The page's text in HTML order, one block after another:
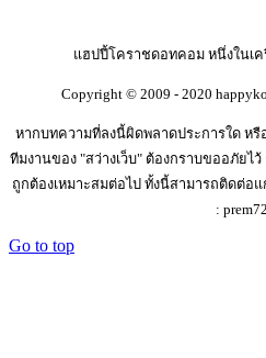
แฮปปี้โคราชดอทคอม หนึ่งในเค
Copyright © 2009 - 2020
หากบทความที่ลงนี้ผิดพลาดประการใด หรื
ทีมงานของ "สว่างเว็บ" ต้องกราบขออภัย
ถูกต้องเหมาะสมต่อไป ทั้งนี้สามารถติดต่อ
:
Go to top